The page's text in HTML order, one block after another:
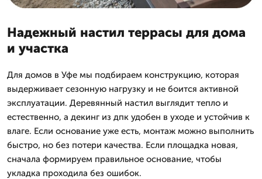
Надежный настил террасы для дома
и участка
Для домов в Уфе мы подбираем конструкцию, которая
выдерживает сезонную нагрузку и не боится активной
эксплуатации. Деревянный настил выглядит тепло и
естественно, а декинг из дпк удобен в уходе и устойчив к
влаге. Если основание уже есть, монтаж можно выполнить
быстро, но без потери качества. Если площадка новая,
сначала формируем правильное основание, чтобы
укладка проходила без ошибок.